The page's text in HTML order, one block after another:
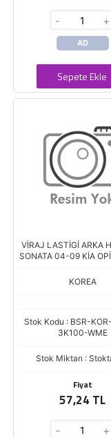
- +
AD
Sepete Ekle
VİRAJ LASTİGİ ARKA
SONATA 04-09 KİA
KOREA
Stok Kodu : BSR-
3K100-WME
Stok Miktarı :
Fiyat
57,24 TL
- +